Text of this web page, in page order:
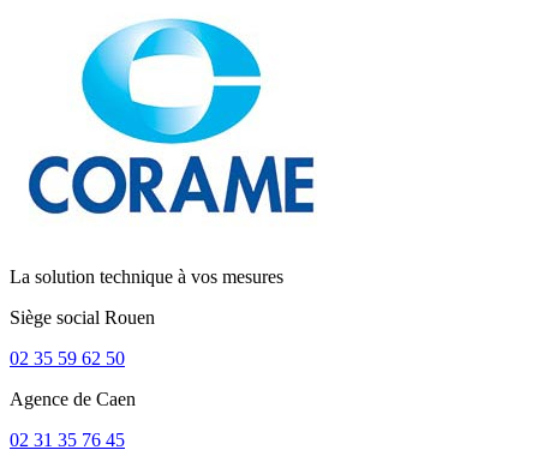
La solution technique à vos mesures
Siège social Rouen
02 35 59 62 50
Agence de Caen
02 31 35 76 45